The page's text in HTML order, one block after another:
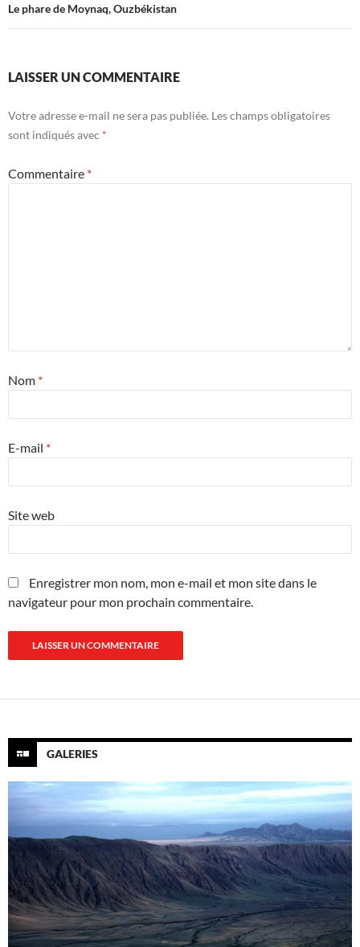
Le phare de Moynaq, Ouzbékistan
LAISSER UN COMMENTAIRE
Votre adresse e-mail ne sera pas publiée. Les champs obligatoires
sont indiqués avec *
Commentaire *
Nom *
E-mail *
Site web
Enregistrer mon nom, mon e-mail et mon site dans le
navigateur pour mon prochain commentaire.
GALERIES